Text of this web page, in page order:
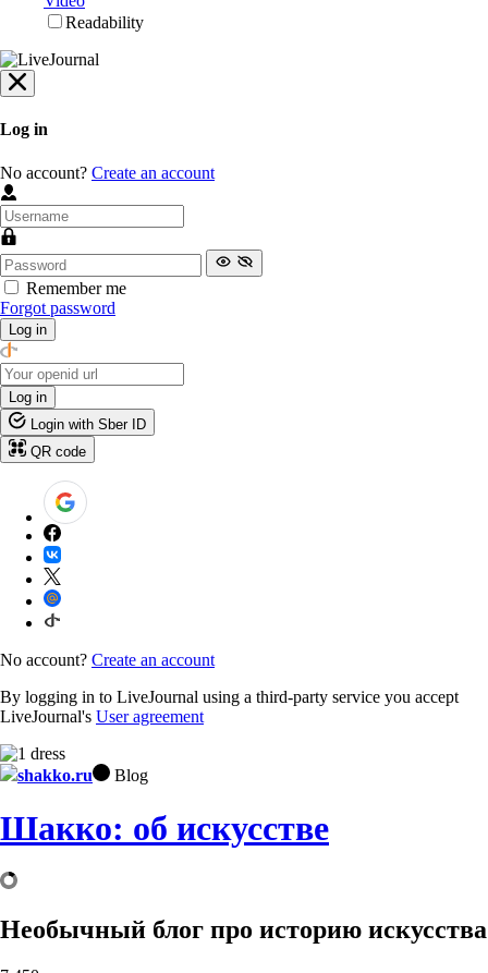
Readability
Log in
No account? Create an account
Remember me
Forgot password
Log in
Log in
Login with Sber ID
QR code
No account? Create an account
By logging in to LiveJournal using a third-party service you accept
LiveJournal's User agreement
shakko.ru Blog
Шакко: об искусстве
Необычный блог про историю искусства